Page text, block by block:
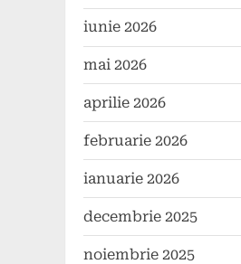
iunie 2026
mai 2026
aprilie 2026
februarie 2026
ianuarie 2026
decembrie 2025
noiembrie 2025